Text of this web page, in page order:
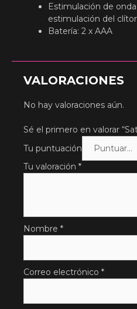
Estimulación de
estimulación del
Batería: 2 x AAA
VALORACIONES
No hay valoraciones aún.
Sé el primero en valorar
Tu puntuación
Tu valoración *
Nombre *
Correo electrónico *